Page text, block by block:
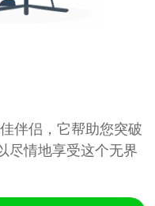
伴侣，它帮助您突破
尽情地享受这个无界